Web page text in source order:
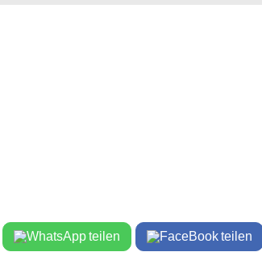
teilen teilen